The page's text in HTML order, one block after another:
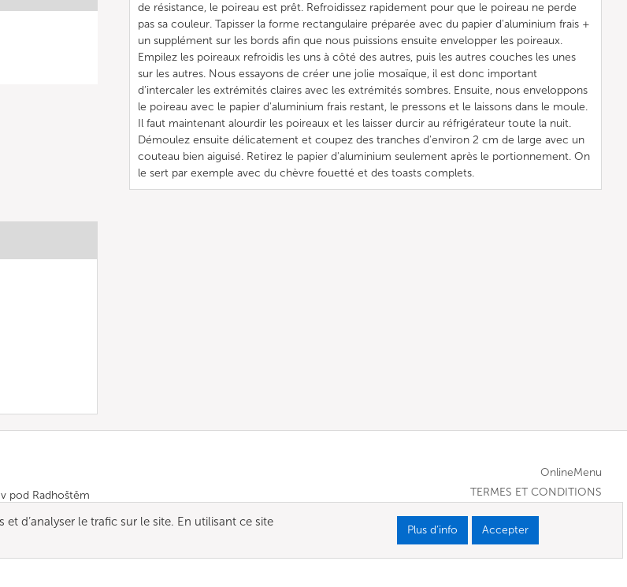
de résistance, le poireau est prêt. Refroidissez rapidement pour que le poireau ne perde
pas sa couleur. Tapisser la forme rectangulaire préparée avec du papier d'aluminium frais +
un supplément sur les bords afin que nous puissions ensuite envelopper les poireaux.
Empilez les poireaux refroidis les uns à côté des autres, puis les autres couches les unes
sur les autres. Nous essayons de créer une jolie mosaïque, il est donc important
d’intercaler les extrémités claires avec les extrémités sombres. Ensuite, nous enveloppons
le poireau avec le papier d'aluminium frais restant, le pressons et le laissons dans le moule.
Il faut maintenant alourdir les poireaux et les laisser durcir au réfrigérateur toute la nuit.
Démoulez ensuite délicatement et coupez des tranches d'environ 2 cm de large avec un
couteau bien aiguisé. Retirez le papier d'aluminium seulement après le portionnement. On
le sert par exemple avec du chèvre fouetté et des toasts complets.
pod Radhoštěm
OnlineMenu
TERMES ET CONDITIONS
d’analyser le trafic sur le site. En utilisant ce site
Plus d’info Accepter